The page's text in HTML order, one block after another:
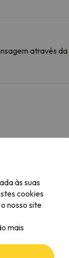
através da
às suas
cookies
nosso site
mais